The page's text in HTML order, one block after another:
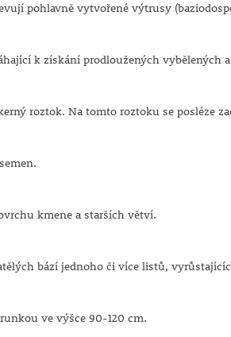
pohlavně vytvořené výtrusy
k získání prodloužených
roztok. Na tomto roztoku se posléze
kmene a starších větví.
bází jednoho či více listů,
ve výšce 90-120 cm.